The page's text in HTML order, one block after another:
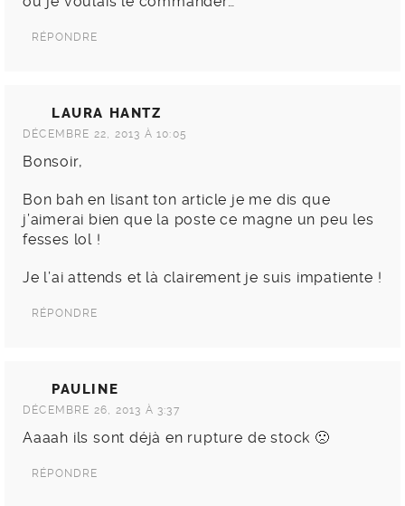
RÉPONDRE
LAURA HANTZ
DÉCEMBRE 22, 2013 À 10:05
Bonsoir,
Bon bah en lisant ton article je me dis que
j’aimerai bien que la poste ce magne un peu les
fesses lol !
Je l’ai attends et là clairement je suis impatiente !
RÉPONDRE
PAULINE
DÉCEMBRE 26, 2013 À 3:37
Aaaah ils sont déjà en rupture de stock 🙁
RÉPONDRE